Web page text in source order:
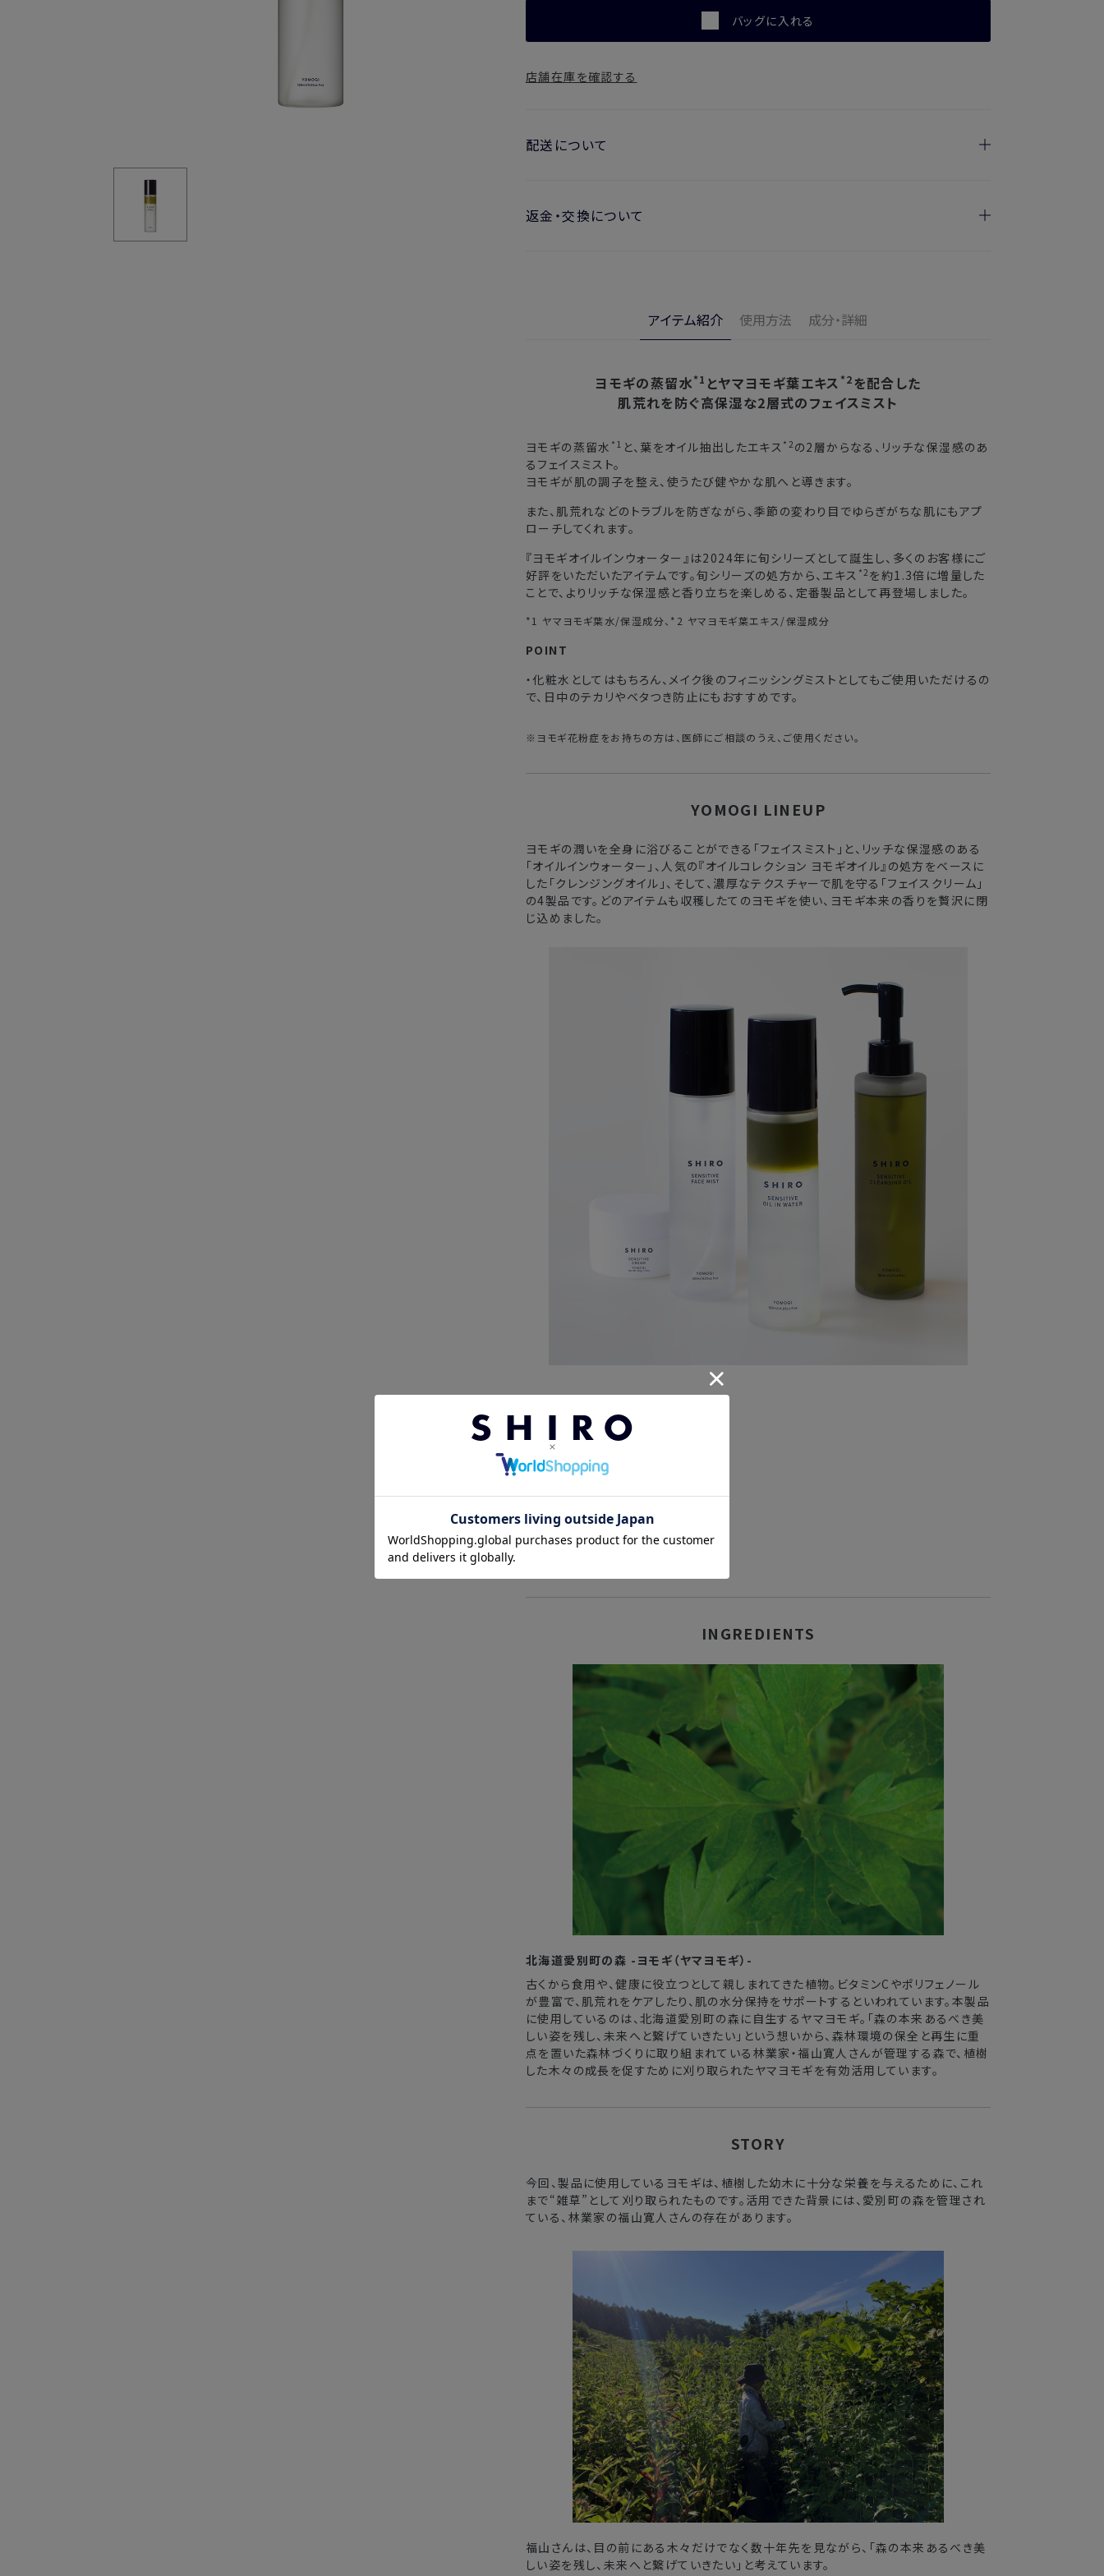
バッグに入れる
店舗在庫を確認する
配送について
注文後、お届けまでにかかる日数の目安
3〜4日
中国・四国・九州 3〜4日
沖縄県・離島
※以下に該当する場合、上記の日程で発送できない場合がございます。
・交通状況や天候による遅延
・ラッピングのご注文、繁忙期および休業期間中
・ご注文内容の確認にお時間を要する
・複数製品購入により配送手配に時間がかかる
返金・交換について
からご確認ください。
入の場合、購入日の翌日から7日間
アイテム紹介 使用方法 成分・詳細
ヨモギの蒸留水*1 とヤマヨモギ葉エキス *2を配合した
肌荒れを防ぐ高保湿な2層式のフェイスミスト
ヨモギの蒸留水 *1 と、葉をオイル抽出したエキス *2 の2層からなる、リッチな保湿感のあ
るフェイスミスト。
ヨモギが肌の調子を整え、使うたび健やかな肌へと導きます。
また、肌荒れなどのトラブルを防ぎながら、季節の変わり目でゆらぎがちな肌にもアプ
ローチしてくれます。
『ヨモギオイルインウォーター』は2024年に旬シリーズとして誕生し、多くのお客様にご
好評をいただいたアイテムです。旬シリーズの処方から、エキス *2 を約1.3倍に増量した
ことで、よりリッチな保湿感と香り立ちを楽しめる、定番製品として再登場しました。
*1 ヤマヨモギ葉水/保湿成分、*2 ヤマヨモギ葉エキス/保湿成分
POINT
・化粧水としてはもちろん、メイク後のフィニッシングミストとしてもご使用いただけるの
で、日中のテカリやベタつき防止にもおすすめです。
※ヨモギ花粉症をお持ちの方は、医師にご相談のうえ、ご使用ください。
YOMOGI LINEUP
ヨモギの潤いを全身に浴びることができる「フェイスミスト」と、リッチな保湿感のある
「オイルインウォーター」、人気の『オイルコレクション ヨモギオイル』の処方をベースに
した「クレンジングオイル」、そして、濃厚なテクスチャーで肌を守る「フェイスクリーム」
の4製品です。どのアイテムも収穫したてのヨモギを使い、ヨモギ本来の香りを贅沢に閉
じ込めました。
150mL 6,050円（税込）
ヨモギフェイスミスト
120mL4,620円
ヨモギオイルインウォーター
120mL5,280円（税込）
ヨモギフェイスクリーム
INGREDIENTS
北海道愛別町の森 -ヨモギ（ヤマヨモギ）-
古くから食用や、健康に役立つとして親しまれてきた植物。ビタミンCやポリフェノール
が豊富で、肌荒れをケアしたり、肌の水分保持をサポートするといわれています。本製品
に使用しているのは、北海道愛別町の森に自生するヤマヨモギ。「森の本来あるべき美
しい姿を残し、未来へと繋げていきたい」という想いから、森林環境の保全と再生に重
点を置いた森林づくりに取り組まれている林業家・福山寛人さんが管理する森で、植樹
した木々の成長を促すために刈り取られたヤマヨモギを有効活用しています。
STORY
今回、製品に使用しているヨモギは、植樹した幼木に十分な栄養を与えるために、これ
まで“雑草”として刈り取られたものです。活用できた背景には、愛別町の森を管理され
ている、林業家の福山寛人さんの存在があります。
福山さんは、目の前にある木々だけでなく数十年先を見ながら、「森の本来あるべき美
しい姿を残し、未来へと繋げていきたい」と考えています。